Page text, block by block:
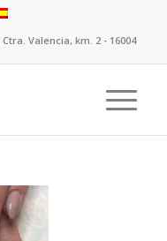
Ctra. Valencia, km. 2 - 16004